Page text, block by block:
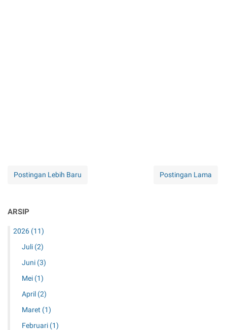
Postingan Lebih Baru Postingan Lama
ARSIP
2026 (11)
Juli (2)
Juni (3)
Mei (1)
April (2)
Maret (1)
Februari (1)